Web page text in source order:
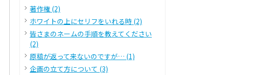
著作権 (2)
ホワイトの上にセリフをいれる時 (2)
皆さまのネームの手順を教えてください
(2)
原稿が返って来ないのですが… (1)
企画の立て方について (3)